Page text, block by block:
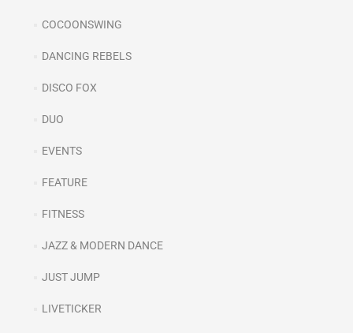
COCOONSWING
DANCING REBELS
DISCO FOX
DUO
EVENTS
FEATURE
FITNESS
JAZZ & MODERN DANCE
JUST JUMP
LIVETICKER